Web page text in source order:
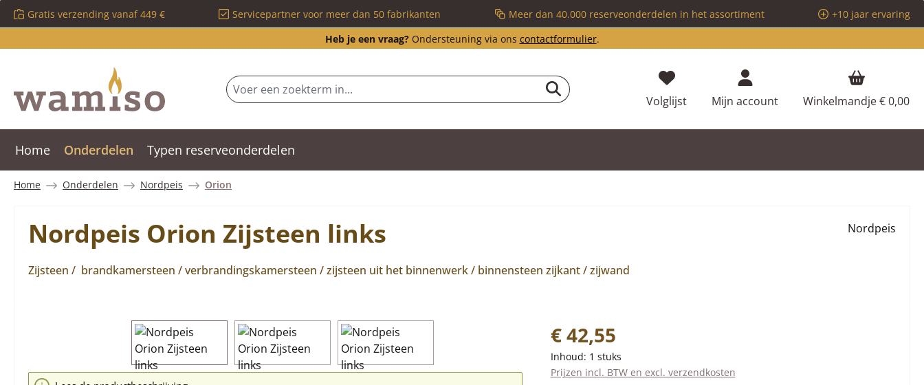
naar de hoofdinhoud
Ga naar de zoekopdracht
Ga naar de hoofdnavigatie
Gratis verzending vanaf 449 € Servicepartner voor meer dan 50 fabrikanten Meer dan 40.000 reserveonderdelen in het assortiment
+10 jaar ervaring
Heb je een vraag?Ondersteuning via ons contactformulier.
VolglijstJe hebt 0 items op je verlanglijstje
Mijn account Winkelmandje€ 0,00
Home Onderdelen Typen reserveonderdelen
Home Onderdelen Nordpeis Orion
Nordpeis Orion Zijsteen links
Zijsteen / brandkamersteen / verbrandingskamersteen / zijsteen uit het binnenwerk / binnensteen zijkant / zijwand
Nordpeis
Afbeeldingengalerij overslaan Normale prijs:
€ 42,55
Inhoud: 1 stuks
Prijzen incl. BTW en excl. verzendkosten